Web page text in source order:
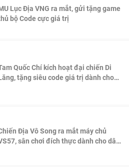
Lục Địa VNG ra mắt, gửi tặng game
bộ Code cực giá trị
Quốc Chí kích hoạt đại chiến Di
tặng siêu code giá trị dành cho
Địa Vô Song ra mắt máy chủ
sân chơi đích thực dành cho dân